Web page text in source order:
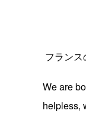
フランス
We are
helpless,